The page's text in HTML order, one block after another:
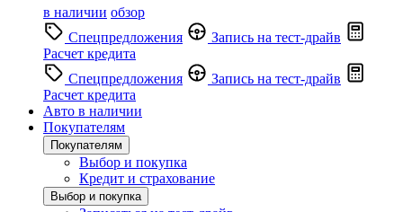
в наличии обзор
Спецпредложения
Запись на тест-драйв
Расчет кредита
Спецпредложения
Запись на тест-драйв
Расчет кредита
Авто в наличии
Покупателям
Покупателям
Выбор и покупка
Кредит и страхование
Выбор и покупка